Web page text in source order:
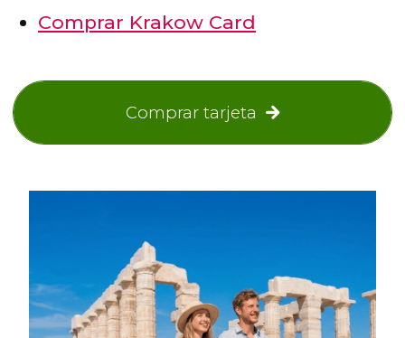
Comprar Krakow Card
Comprar tarjeta